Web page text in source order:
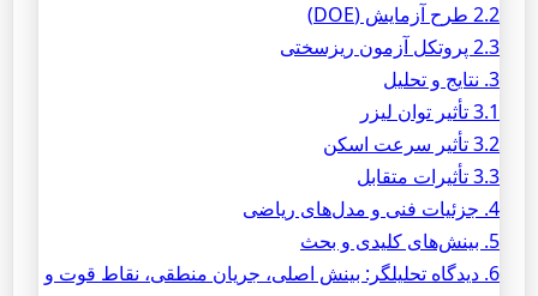
2.2 طرح آزمایش (DOE)
2.3 پروتکل آزمون ریزسختی
3. نتایج و تحلیل
3.1 تأثیر توان لیزر
3.2 تأثیر سرعت اسکن
3.3 تأثیرات متقابل
4. جزئیات فنی و مدل‌های ریاضی
5. بینش‌های کلیدی و بحث
6. دیدگاه تحلیلگر: بینش اصلی، جریان منطقی، نقاط قوت و